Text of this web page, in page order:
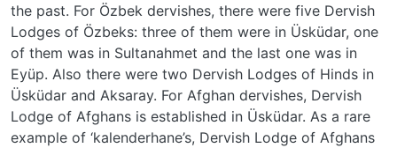
the past. For Özbek dervishes, there were five Dervish
Lodges of Özbeks: three of them were in Üsküdar, one
of them was in Sultanahmet and the last one was in
Eyüp. Also there were two Dervish Lodges of Hinds in
Üsküdar and Aksaray. For Afghan dervishes, Dervish
Lodge of Afghans is established in Üsküdar. As a rare
example of ‘kalenderhane’s, Dervish Lodge of Afghans